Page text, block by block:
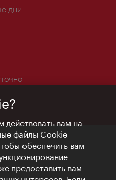
дни
действовать вам на
файлы Cookie
обеспечить вам
предоставить вам